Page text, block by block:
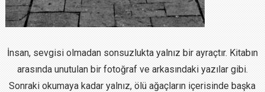
İnsan, sevgisi olmadan sonsuzlukta yalnız bir ayraçtır. Kitabın
arasında unutulan bir fotoğraf ve arkasındaki yazılar gibi.
Sonraki okumaya kadar yalnız, ölü ağaçların içerisinde başka